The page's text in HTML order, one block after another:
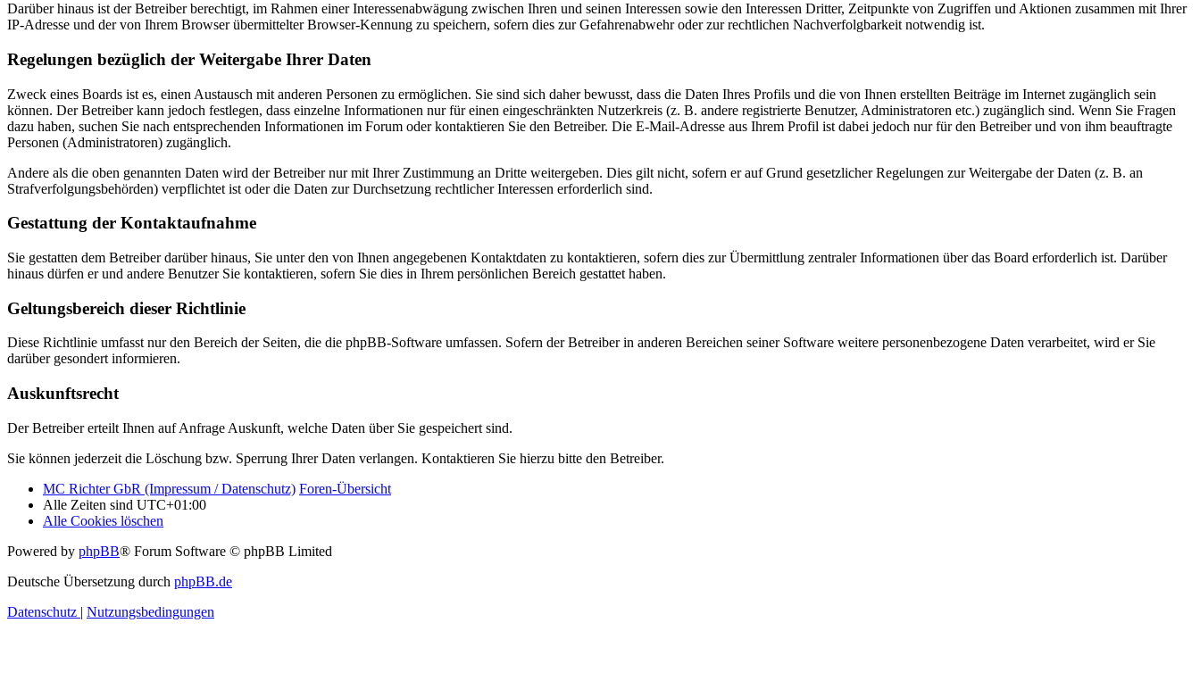
Darüber hinaus ist der Betreiber berechtigt, im Rahmen einer Interessenabwägung zwischen Ihren und seinen Interessen sowie den Interessen Dritter, Zeitpunkte von Zugriffen und Aktionen zusammen mit Ihrer
IP-Adresse und der von Ihrem Browser übermittelter Browser-Kennung zu speichern, sofern dies zur Gefahrenabwehr oder zur rechtlichen Nachverfolgbarkeit notwendig ist.
Regelungen bezüglich der Weitergabe Ihrer Daten
Zweck eines Boards ist es, einen Austausch mit anderen Personen zu ermöglichen. Sie sind sich daher bewusst, dass die Daten Ihres Profils und die von Ihnen erstellten Beiträge im Internet zugänglich sein
können. Der Betreiber kann jedoch festlegen, dass einzelne Informationen nur für einen eingeschränkten Nutzerkreis (z. B. andere registrierte Benutzer, Administratoren etc.) zugänglich sind. Wenn Sie Fragen
dazu haben, suchen Sie nach entsprechenden Informationen im Forum oder kontaktieren Sie den Betreiber. Die E-Mail-Adresse aus Ihrem Profil ist dabei jedoch nur für den Betreiber und von ihm beauftragte
Personen (Administratoren) zugänglich.
Andere als die oben genannten Daten wird der Betreiber nur mit Ihrer Zustimmung an Dritte weitergeben. Dies gilt nicht, sofern er auf Grund gesetzlicher Regelungen zur Weitergabe der Daten (z. B. an
Strafverfolgungsbehörden) verpflichtet ist oder die Daten zur Durchsetzung rechtlicher Interessen erforderlich sind.
Gestattung der Kontaktaufnahme
Sie gestatten dem Betreiber darüber hinaus, Sie unter den von Ihnen angegebenen Kontaktdaten zu kontaktieren, sofern dies zur Übermittlung zentraler Informationen über das Board erforderlich ist. Darüber
hinaus dürfen er und andere Benutzer Sie kontaktieren, sofern Sie dies in Ihrem persönlichen Bereich gestattet haben.
Geltungsbereich dieser Richtlinie
Diese Richtlinie umfasst nur den Bereich der Seiten, die die phpBB-Software umfassen. Sofern der Betreiber in anderen Bereichen seiner Software weitere personenbezogene Daten verarbeitet, wird er Sie
darüber gesondert informieren.
Auskunftsrecht
Der Betreiber erteilt Ihnen auf Anfrage Auskunft, welche Daten über Sie gespeichert sind.
Sie können jederzeit die Löschung bzw. Sperrung Ihrer Daten verlangen. Kontaktieren Sie hierzu bitte den Betreiber.
MC Richter GbR (Impressum / Datenschutz) Foren-Übersicht
Alle Zeiten sind UTC+01:00
Alle Cookies löschen
Powered by phpBB® Forum Software © phpBB Limited
Deutsche Übersetzung durch phpBB.de
Datenschutz | Nutzungsbedingungen